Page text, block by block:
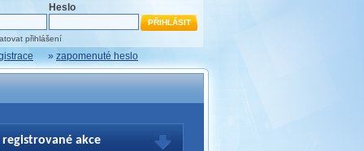
Heslo
přihlášení
» zapomenuté heslo
registrované akce